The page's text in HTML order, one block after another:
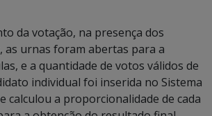
da votação, na presença dos
as urnas foram abertas para a
e a quantidade de votos válidos de
individual foi inserida no Sistema
calculou a proporcionalidade de cada